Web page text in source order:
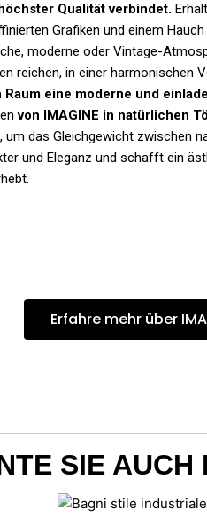
höchster Qualität verbindet.
Grafiken und einem
moderne oder Vintage-
reichen, in einer harmonischen
Raum eine moderne und
von IMAGINE in natürlichen
das Gleichgewicht zwischen
und Eleganz und schafft ein
Erfahre mehr über
SIE AUCH